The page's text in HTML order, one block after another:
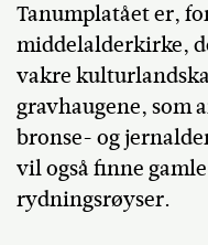
Tanumplatået er,
middelalderkirke,
vakre
gravhaugene, som
bronse- og
vil også finne
rydningsrøyser.